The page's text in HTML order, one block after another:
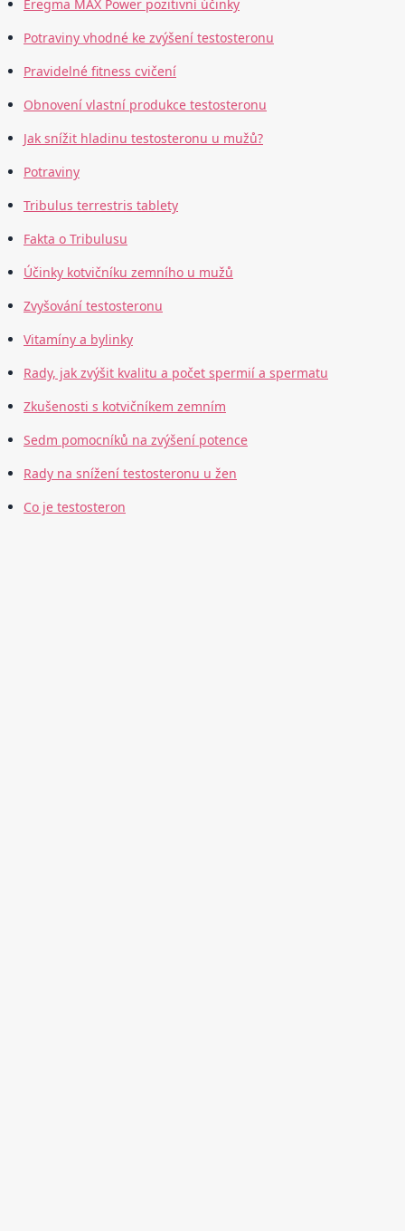
Eregma MAX Power pozitivní účinky
Potraviny vhodné ke zvýšení testosteronu
Pravidelné fitness cvičení
Obnovení vlastní produkce testosteronu
Jak snížit hladinu testosteronu u mužů?
Potraviny
Tribulus terrestris tablety
Fakta o Tribulusu
Účinky kotvičníku zemního u mužů
Zvyšování testosteronu
Vitamíny a bylinky
Rady, jak zvýšit kvalitu a počet spermií a spermatu
Zkušenosti s kotvičníkem zemním
Sedm pomocníků na zvýšení potence
Rady na snížení testosteronu u žen
Co je testosteron